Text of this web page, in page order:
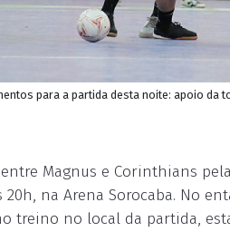
para a partida desta noite: apoio da
Magnus e Corinthians
20h, na Arena Sorocaba. No
treino no local da partida,